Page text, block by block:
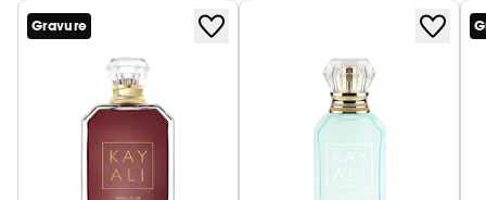
Gravure